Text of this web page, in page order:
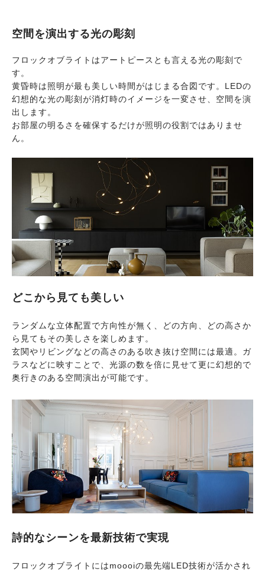
空間を演出する光の彫刻
フロックオブライトはアートピースとも言える光の彫刻で
す。
黄昏時は照明が最も美しい時間がはじまる合図です。LEDの
幻想的な光の彫刻が消灯時のイメージを一変させ、空間を演
出します。
お部屋の明るさを確保するだけが照明の役割ではありませ
ん。
どこから見ても美しい
ランダムな立体配置で方向性が無く、どの方向、どの高さか
ら見てもその美しさを楽しめます。
玄関やリビングなどの高さのある吹き抜け空間には最適。ガ
ラスなどに映すことで、光源の数を倍に見せて更に幻想的で
奥行きのある空間演出が可能です。
詩的なシーンを最新技術で実現
フロックオブライトにはmoooiの最先端LED技術が活かされ